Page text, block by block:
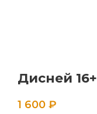
Дисней 16+
1 600 ₽